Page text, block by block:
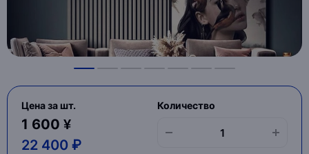
Цена за шт.
1 600 ¥
22 400 ₽
Количество